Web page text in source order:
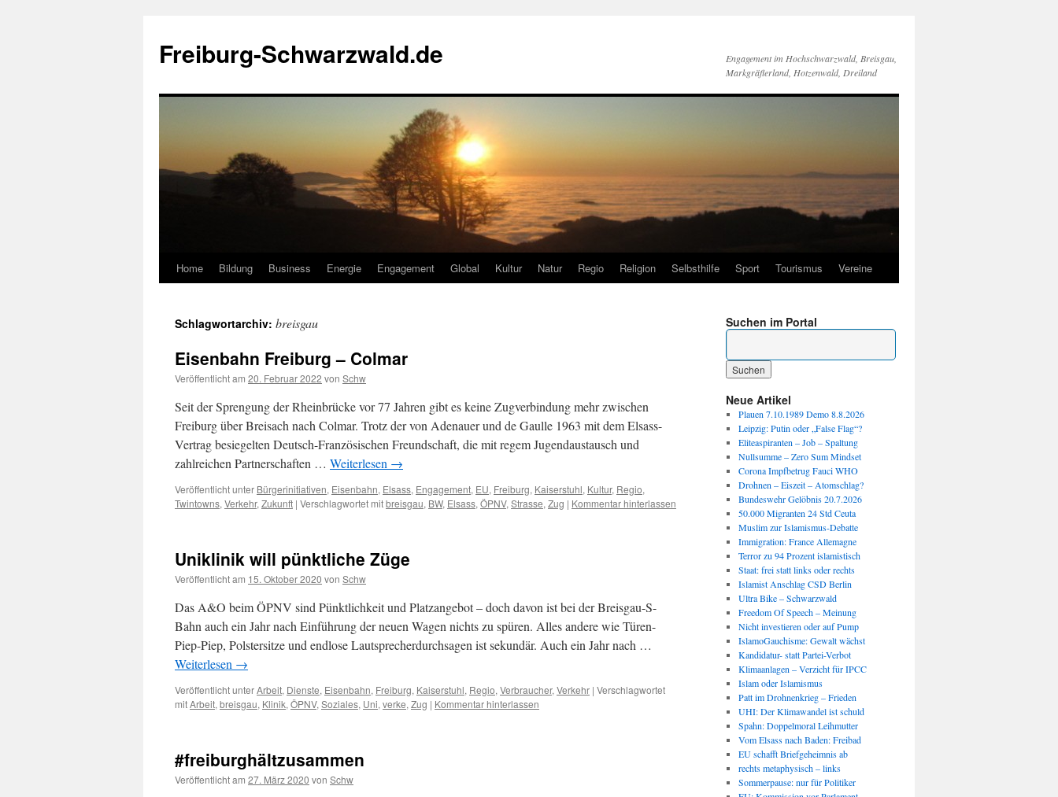
springen
Freiburg-Schwarzwald.de
Engagement im Hochschwarzwald, Breisgau,
Markgräflerland, Hotzenwald, Dreiland
Home Bildung Business Energie Engagement Global Kultur Natur Regio Religion Selbsthilfe Sport Tourismus Vereine
Schlagwortarchiv: breisgau
Eisenbahn Freiburg – Colmar
Veröffentlicht am 20. Februar 2022 von Schw
Seit der Sprengung der Rheinbrücke vor 77 Jahren gibt es keine Zugverbindung mehr zwischen
Freiburg über Breisach nach Colmar. Trotz der von Adenauer und de Gaulle 1963 mit dem Elsass-
Vertrag besiegelten Deutsch-Französischen Freundschaft, die mit regem Jugendaustausch und
zahlreichen Partnerschaften … Weiterlesen →
Veröffentlicht unter Bürgerinitiativen, Eisenbahn, Elsass, Engagement, EU, Freiburg, Kaiserstuhl, Kultur, Regio,
Twintowns, Verkehr, Zukunft | Verschlagwortet mitbreisgau, BW, Elsass, ÖPNV, Strasse, Zug | Kommentar hinterlassen
Uniklinik will pünktliche Züge
Veröffentlicht am 15. Oktober 2020 von Schw
Das A&O beim ÖPNV sind Pünktlichkeit und Platzangebot – doch davon ist bei der Breisgau-S-
Bahn auch ein Jahr nach Einführung der neuen Wagen nichts zu spüren. Alles andere wie Türen-
Piep-Piep, Polstersitze und endlose Lautsprecherdurchsagen ist sekundär. Auch ein Jahr nach …
Weiterlesen →
Veröffentlicht unterArbeit, Dienste, Eisenbahn, Freiburg, Kaiserstuhl, Regio, Verbraucher, Verkehr | Verschlagwortet
mitArbeit, breisgau, Klinik, ÖPNV, Soziales, Uni, verke, Zug | Kommentar hinterlassen
#freiburghältzusammen
Veröffentlicht am 27. März 2020 von Schw
Suchen im Portal
Neue Artikel
Plauen 7.10.1989 Demo 8.8.2026
Leipzig: Putin oder „False Flag“?
Eliteaspiranten – Job – Spaltung
Nullsumme – Zero Sum Mindset
Corona Impfbetrug Fauci WHO
Drohnen – Eiszeit – Atomschlag?
Bundeswehr Gelöbnis 20.7.2026
50.000 Migranten 24 Std Ceuta
Muslim zur Islamismus-Debatte
Immigration: France Allemagne
Terror zu 94 Prozent islamistisch
Staat: frei statt links oder rechts
Islamist Anschlag CSD Berlin
Ultra Bike – Schwarzwald
Freedom Of Speech – Meinung
Nicht investieren oder auf Pump
IslamoGauchisme: Gewalt wächst
Kandidatur- statt Partei-Verbot
Klimaanlagen – Verzicht für IPCC
Islam oder Islamismus
Patt im Drohnenkrieg – Frieden
UHI: Der Klimawandel ist schuld
Spahn: Doppelmoral Leihmutter
Vom Elsass nach Baden: Freibad
EU schafft Briefgeheimnis ab
rechts metaphysisch – links
Sommerpause: nur für Politiker